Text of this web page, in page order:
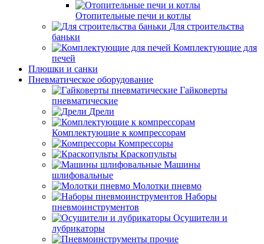
Отопительные печи и котлы
Для строительства
баньки
Комплектующие для
печей
Плюшки и санки
Пневматическое оборудование
Гайковерты
пневматические
Дрели
Комплектующие к компрессорам
Компрессоры
Краскопульты
Машины
шлифовальные
Молотки пневмо
Наборы
пневмоинструментов
Осушители и
лубрикаторы